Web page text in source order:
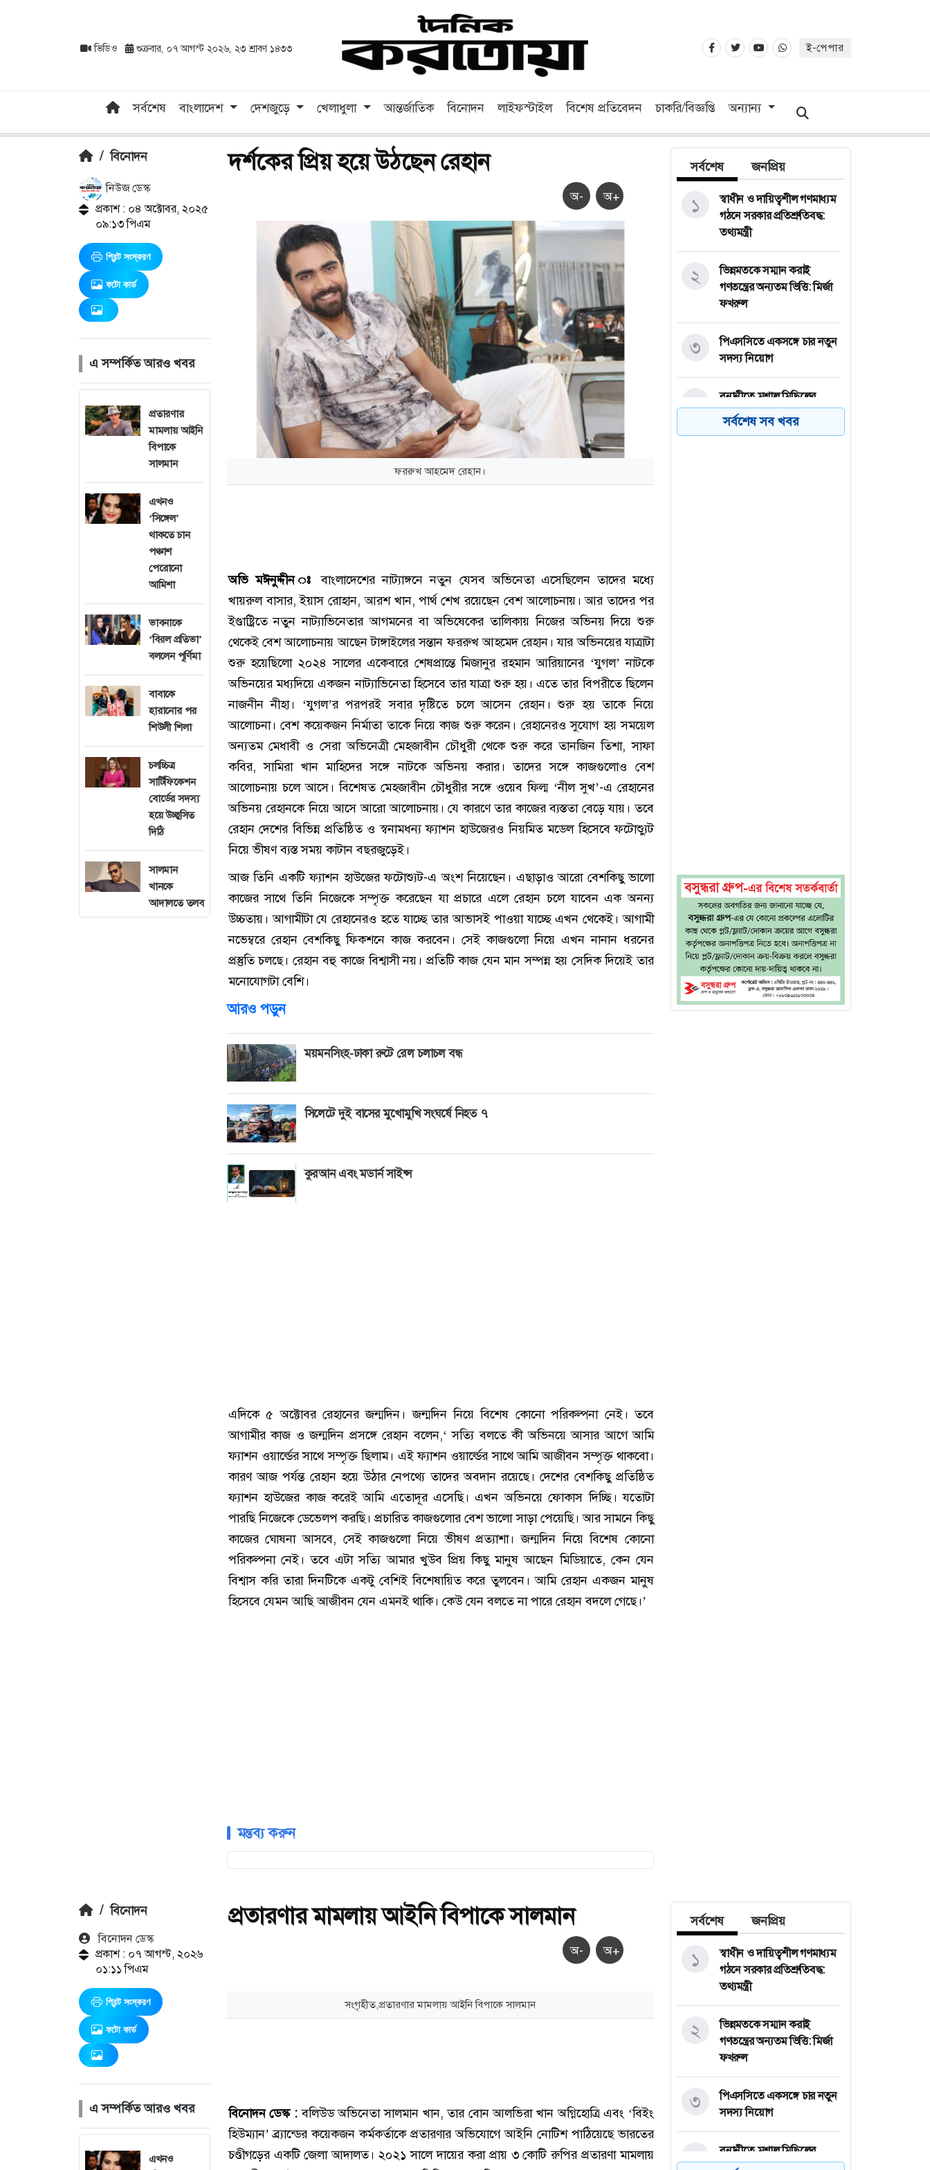
ভিডিও শুক্রবার, ০৭ আগস্ট ২০২৬, ২৩ শ্রাবণ ১৪৩৩ ই-পেপার
সর্বশেষ বাংলাদেশ দেশজুড়ে খেলাধুলা আন্তর্জাতিক বিনোদন লাইফস্টাইল বিশেষ প্রতিবেদন চাকরি/বিজ্ঞপ্তি অন্যান্য
/ বিনোদন
নিউজ ডেস্ক
প্রকাশ : ০৪ অক্টোবর, ২০২৫
০৯:১৩ পিএম
প্রিন্ট সংস্করণ
ফটো কার্ড
এ সম্পর্কিত আরও খবর
প্রতারণার
মামলায় আইনি
বিপাকে
সালমান
এখনও
‘সিঙ্গেল’
থাকতে চান
পঞ্চাশ
পেরোনো
আমিশা
ভাবনাকে
‘বিরল প্রতিভা’
বললেন পূর্ণিমা
বাবাকে
হারানোর পর
শিউলী শিলা
চলচ্চিত্র
সার্টিফিকেশন
বোর্ডের সদস্য
হয়ে উচ্ছ্বসিত
দিঠি
সালমান
খানকে
আদালতে তলব
দর্শকের প্রিয় হয়ে উঠছেন রেহান
অ- অ+
ফররুখ আহমেদ রেহান।
অভি মঈনুদ্দীন ঃ বাংলাদেশের নাট্যাঙ্গনে নতুন যেসব অভিনেতা এসেছিলেন তাদের মধ্যে
খায়রুল বাসার, ইয়াস রোহান, আরশ খান, পার্থ শেখ রয়েছেন বেশ আলোচনায়। আর তাদের পর
ইণ্ডাষ্ট্রিতে নতুন নাট্যাভিনেতার আগমনের বা অভিষেকের তালিকায় নিজের অভিনয় দিয়ে শুরু
থেকেই বেশ আলোচনায় আছেন টাঙ্গাইলের সন্তান ফররুখ আহমেদ রেহান। যার অভিনয়ের যাত্রাটা
শুরু হয়েছিলো ২০২৪ সালের একেবারে শেষপ্রান্তে মিজানুর রহমান আরিয়ানের ‘যুগল’ নাটকে
অভিনয়ের মধ্যদিয়ে একজন নাট্যাভিনেতা হিসেবে তার যাত্রা শুরু হয়। এতে তার বিপরীতে ছিলেন
নাজনীন নীহা। ‘যুগল’র পরপরই সবার দৃষ্টিতে চলে আসেন রেহান। শুরু হয় তাকে নিয়ে
আলোচনা। বেশ কয়েকজন নির্মাতা তাকে নিয়ে কাজ শুরু করেন। রেহানেরও সুযোগ হয় সময়েল
অন্যতম মেধাবী ও সেরা অভিনেত্রী মেহজাবীন চৌধুরী থেকে শুরু করে তানজিন তিশা, সাফা
কবির, সামিরা খান মাহিদের সঙ্গে নাটকে অভিনয় করার। তাদের সঙ্গে কাজগুলোও বেশ
আলোচনায় চলে আসে। বিশেষত মেহজাবীন চৌধুরীর সঙ্গে ওয়েব ফিল্ম ‘নীল সুখ’-এ রেহানের
অভিনয় রেহানকে নিয়ে আসে আরো আলোচনায়। যে কারণে তার কাজের ব্যস্ততা বেড়ে যায়। তবে
রেহান দেশের বিভিন্ন প্রতিষ্ঠিত ও স্বনামধন্য ফ্যাশন হাউজেরও নিয়মিত মডেল হিসেবে ফটোশ্যুুট
নিয়ে ভীষণ ব্যস্ত সময় কাটান বছরজুড়েই।
আজ তিনি একটি ফ্যাশন হাউজের ফটোশ্যুট-এ অংশ নিয়েছেন। এছাড়াও আরো বেশকিছু ভালো
কাজের সাথে তিনি নিজেকে সম্পৃক্ত করেছেন যা প্রচারে এলে রেহান চলে যাবেন এক অনন্য
উচ্চতায়। আগামীটা যে রেহানেরও হতে যাচ্ছে তার আভাসই পাওয়া যাচ্ছে এখন থেকেই। আগামী
নভেম্বরে রেহান বেশকিছু ফিকশনে কাজ করবেন। সেই কাজগুলো নিয়ে এখন নানান ধরনের
প্রস্তুতি চলছে। রেহান বহু কাজে বিশ্বাসী নয়। প্রতিটি কাজ যেন মান সম্পন্ন হয় সেদিক দিয়েই তার
মনোযোগটা বেশি।
আরও পড়ুন
ময়মনসিংহ-ঢাকা রুটে রেল চলাচল বন্ধ
সিলেটে দুই বাসের মুখোমুখি সংঘর্ষে নিহত ৭
কুরআন এবং মডার্ন সাইন্স
এদিকে ৫ অক্টোবর রেহানের জন্মদিন। জন্মদিন নিয়ে বিশেষ কোনো পরিকল্পনা নেই। তবে
আগামীর কাজ ও জন্মদিন প্রসঙ্গে রেহান বলেন,‘ সত্যি বলতে কী অভিনয়ে আসার আগে আমি
ফ্যাশন ওয়ার্ল্ডের সাথে সম্পৃক্ত ছিলাম। এই ফ্যাশন ওয়ার্ল্ডের সাথে আমি আজীবন সম্পৃক্ত থাকবো।
কারণ আজ পর্যন্ত রেহান হয়ে উঠার নেপথ্যে তাদের অবদান রয়েছে। দেশের বেশকিছু প্রতিষ্ঠিত
ফ্যাশন হাউজের কাজ করেই আমি এতোদূর এসেছি। এখন অভিনয়ে ফোকাস দিচ্ছি। যতোটা
পারছি নিজেকে ডেভেলপ করছি। প্রচারিত কাজগুলোর বেশ ভালো সাড়া পেয়েছি। আর সামনে কিছু
কাজের ঘোষনা আসবে, সেই কাজগুলো নিয়ে ভীষণ প্রত্যাশা। জন্মদিন নিয়ে বিশেষ কোনো
পরিকল্পনা নেই। তবে এটা সত্যি আমার খুউব প্রিয় কিছু মানুষ আছেন মিডিয়াতে, কেন যেন
বিশ্বাস করি তারা দিনটিকে একটু বেশিই বিশেষায়িত করে তুলবেন। আমি রেহান একজন মানুষ
হিসেবে যেমন আছি আজীবন যেন এমনই থাকি। কেউ যেন বলতে না পারে রেহান বদলে গেছে।’
মন্তব্য করুন
সর্বশেষ জনপ্রিয়
স্বাধীন ও দায়িত্বশীল গণমাধ্যম
গঠনে সরকার প্রতিশ্রুতিবদ্ধ:
তথ্যমন্ত্রী
১
ভিন্নমতকে সম্মান করাই
গণতন্ত্রের অন্যতম ভিত্তি: মির্জা
ফখরুল
২
পিএসসিতে একসঙ্গে চার নতুন
সদস্য নিয়োগ
৩
বনানীতে মশাল মিছিলের
প্রস্তুতি, আওয়ামী লীগ-সহযোগী
সংগঠনের ৭ জন আটক
৪
সর্বশেষ সব খবর
/ বিনোদন
বিনোদন ডেস্ক
প্রকাশ : ০৭ আগস্ট, ২০২৬
০১:১১ পিএম
প্রিন্ট সংস্করণ
ফটো কার্ড
এ সম্পর্কিত আরও খবর
এখনও
প্রতারণার মামলায় আইনি বিপাকে সালমান
অ- অ+
সর্বশেষ জনপ্রিয়
স্বাধীন ও দায়িত্বশীল গণমাধ্যম
গঠনে সরকার প্রতিশ্রুতিবদ্ধ:
তথ্যমন্ত্রী
১
ভিন্নমতকে সম্মান করাই
গণতন্ত্রের অন্যতম ভিত্তি: মির্জা
ফখরুল
২
পিএসসিতে একসঙ্গে চার নতুন
সদস্য নিয়োগ
৩
বনানীতে মশাল মিছিলের
৪